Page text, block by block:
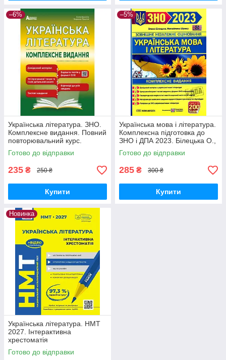
–6%
Українська література. ЗНО.
Комплексне видання. Повний
повторювальний курс.
Куриліна О., Пристай Л.
Готово до відправки
235 ₴ 250 ₴
Купити
–5%
Українська мова і література.
Комплексна підготовка до
ЗНО і ДПА 2023. Білецька О.,
Шумка М.
Готово до відправки
285 ₴ 300 ₴
Купити
Новинка
Українська література. НМТ
2027. Інтерактивна
хрестоматія
Готово до відправки